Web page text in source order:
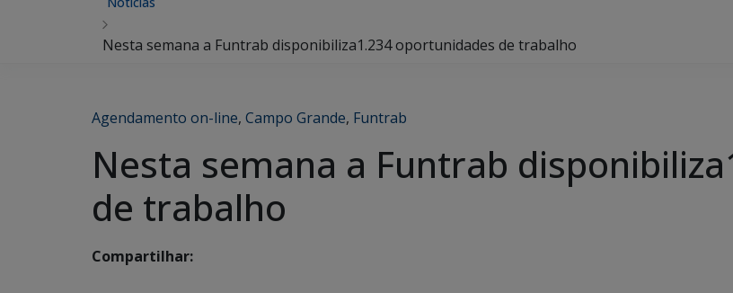
Nesta semana a Funtrab disponibiliza1.234 oportunidades de trabalho
Agendamento on-line, Campo Grande, Funtrab
Nesta semana a Funtrab
de trabalho
Compartilhar: